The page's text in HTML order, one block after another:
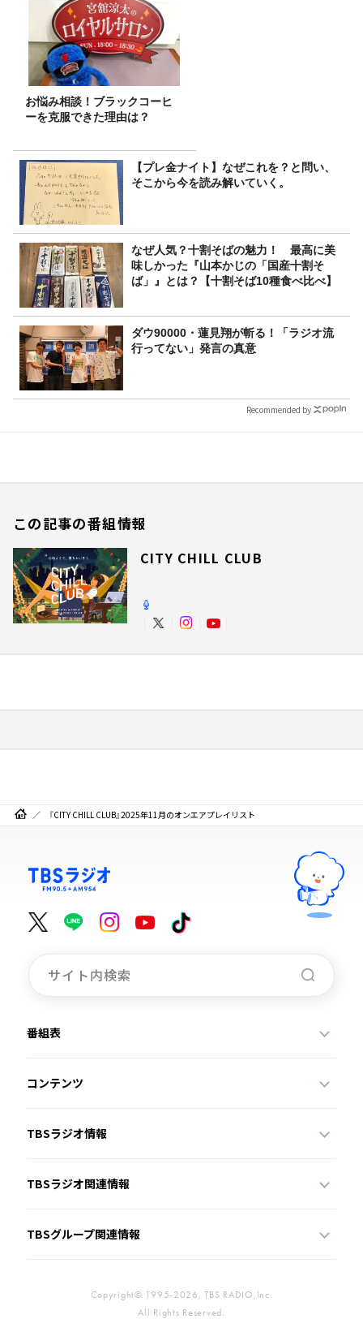
お悩み相談！ブラックコーヒ
ーを克服できた理由は？
【プレ金ナイト】なぜこれを？と問い、
そこから今を読み解いていく。
なぜ人気？十割そばの魅力！ 最高に美
味しかった『山本かじの「国産十割そ
ば」』とは？【十割そば10種食べ比べ】
ダウ90000・蓮見翔が斬る！「ラジオ流
行ってない」発言の真意
Recommended by
この記事の番組情報
CITY CHILL CLUB
『CITY CHILL CLUB』2025年11月のオンエアプレイリスト
番組表
コンテンツ
TBSラジオ情報
TBSラジオ関連情報
TBSグループ関連情報
Copyright© 1995-2026, TBS RADIO,Inc.
All Rights Reserved.